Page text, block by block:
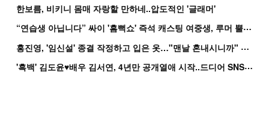
한보름, 비키니 몸매 자랑할 만하네..압도적인 '글래머'
“
연습생 아닙니다” 싸이 '흠뻑쇼' 즉석 캐스팅 여중생, 루머 뿔났다[Oh!쎈 이...
홍
진영, '임신설' 종결 작정하고 입은 옷…"맨날 혼내시니까" 억울
'
흑백' 김도윤♥배우 김서연, 4년만 공개열애 시작..드디어 SNS에 노출 [핫피...